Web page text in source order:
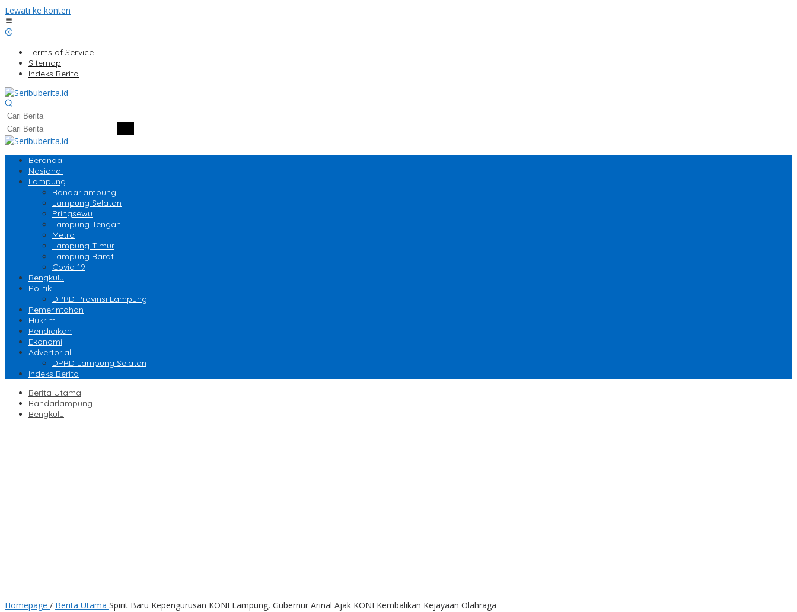
Lewati ke konten
Terms of Service
Sitemap
Indeks Berita
Beranda
Nasional
Lampung
Bandarlampung
Lampung Selatan
Pringsewu
Lampung Tengah
Metro
Lampung Timur
Lampung Barat
Covid-19
Bengkulu
Politik
DPRD Provinsi Lampung
Pemerintahan
Hukrim
Pendidikan
Ekonomi
Advertorial
DPRD Lampung Selatan
Indeks Berita
Berita Utama
Bandarlampung
Bengkulu
Homepage / Berita Utama Spirit Baru Kepengurusan KONI Lampung, Gubernur Arinal Ajak KONI Kembalikan Kejayaan Olahraga